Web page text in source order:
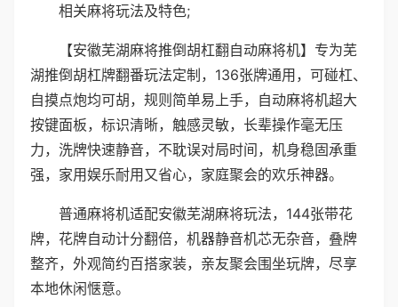
相关麻将玩法及特色;
【安徽芜湖麻将推倒胡杠翻自动麻将机】专为芜
湖推倒胡杠牌翻番玩法定制，136张牌通用，可碰杠、
自摸点炮均可胡，规则简单易上手，自动麻将机超大
按键面板，标识清晰，触感灵敏，长辈操作毫无压
力，洗牌快速静音，不耽误对局时间，机身稳固承重
强，家用娱乐耐用又省心，家庭聚会的欢乐神器。
普通麻将机适配安徽芜湖麻将玩法，144张带花
牌，花牌自动计分翻倍，机器静音机芯无杂音，叠牌
整齐，外观简约百搭家装，亲友聚会围坐玩牌，尽享
本地休闲惬意。